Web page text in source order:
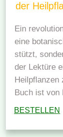
der
Ein
eine
stützt,
der Lektüre
Heilpflanzen
Buch ist von
BESTELLEN